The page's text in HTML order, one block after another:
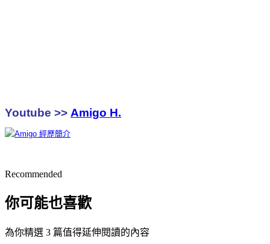
Youtube >> Amigo H.
Recommended
你可能也喜歡
為你精選 3 篇值得延伸閱讀的內容